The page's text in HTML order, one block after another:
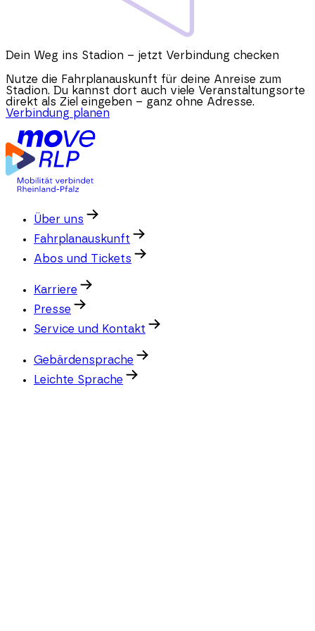
Dein Weg ins Stadion – jetzt Verbindung checken
Nutze die Fahrplanauskunft für deine Anreise zum
Stadion. Du kannst dort auch viele Veranstaltungsorte
direkt als Ziel eingeben – ganz ohne Adresse.
Verbindung planen
Über uns
Fahrplanauskunft
Abos und Tickets
Karriere
Presse
Service und Kontakt
Gebärdensprache
Leichte Sprache